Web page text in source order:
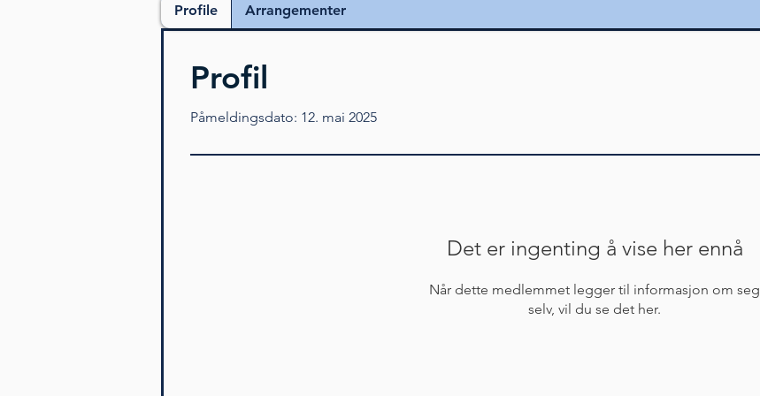
Profil
Påmeldingsdato: 12. mai 2025
Det er ingenting å vise her ennå
Når dette medlemmet legger til informasjon om seg
selv, vil du se det her.
Profile Arrangementer